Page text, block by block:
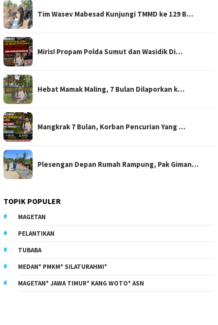
Tim Wasev Mabesad Kunjungi TMMD ke 129 B…
Miris! Propam Polda Sumut dan Wasidik Di…
Hebat Mamak Maling, 7 Bulan Dilaporkan k…
Mangkrak 7 Bulan, Korban Pencurian Yang …
Plesengan Depan Rumah Rampung, Pak Giman…
TOPIK POPULER
MAGETAN
PELANTIKAN
TUBABA
MEDAN* PMKM* SILATURAHMI*
MAGETAN* JAWA TIMUR* KANG WOTO* ASN